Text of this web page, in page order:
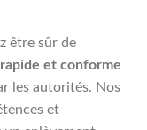
être sûr de
et conforme
les autorités. Nos
et